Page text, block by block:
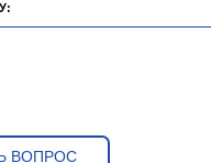
ВОПРОС